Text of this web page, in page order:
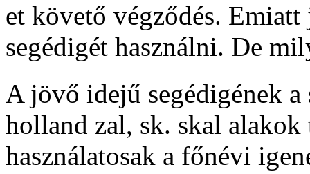
et követő végződés.
segédigét használni. De
A jövő idejű segédigének a
holland zal, sk. skal alakok
használatosak a főnévi